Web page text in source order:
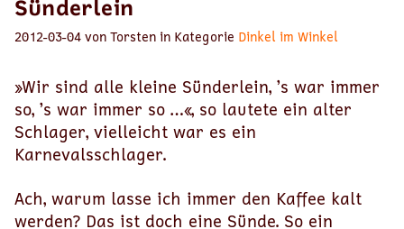
Sünderlein
2012-03-04 von Torsten in Kategorie Dinkel im Winkel
»Wir sind alle kleine Sünderlein, ’s war immer
so, ’s war immer so …«, so lautete ein alter
Schlager, vielleicht war es ein
Karnevalsschlager.
Ach, warum lasse ich immer den Kaffee kalt
werden? Das ist doch eine Sünde. So ein